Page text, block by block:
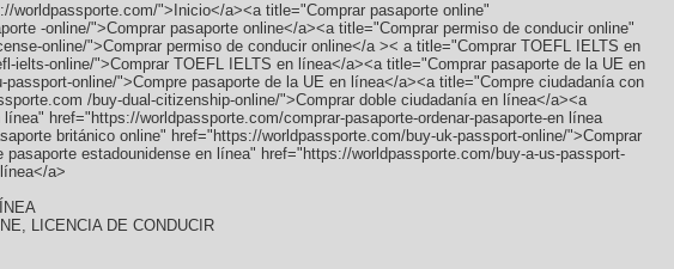
worldpassporte.com/">Inicio</a><a title="Comprar pasaporte online"
-online/">Comprar pasaporte online</a><a title="Comprar permiso de conducir online"
online/">Comprar permiso de conducir online</a >< a title="Comprar TOEFL IELTS en
ielts-online/">Comprar TOEFL IELTS en línea</a><a title="Comprar pasaporte de la UE en
online/">Compre pasaporte de la UE en línea</a><a title="Compre ciudadanía con
/buy-dual-citizenship-online/">Comprar doble ciudadanía en línea</a><a
href="https://worldpassporte.com/comprar-pasaporte-ordenar-pasaporte-en línea
británico online" href="https://worldpassporte.com/buy-uk-passport-online/">Comprar
estadounidense en línea" href="https://worldpassporte.com/buy-a-us-passport-
a>
LICENCIA DE CONDUCIR